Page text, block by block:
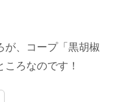
が、コープ「黒胡椒
ろなのです！